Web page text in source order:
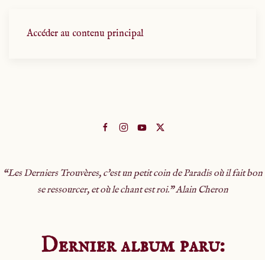
Accéder au contenu principal
“Les Derniers Trouvères, c'est un petit coin de Paradis où il fait bon
se ressourcer, et où le chant est roi." Alain Cheron
Dernier album paru: